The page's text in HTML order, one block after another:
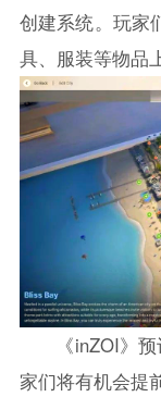
创建系统。玩家
具、服装等物品
《inZOI》
家们将有机会提